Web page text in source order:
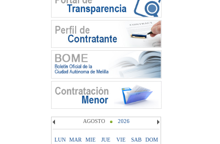
AGOSTO 2026
LUN MAR MIE JUE VIE SAB DOM